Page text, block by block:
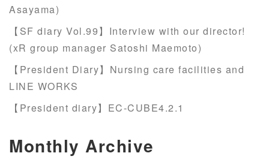
Asayama)
【SF diary Vol.99】Interview with our director!
(xR group manager Satoshi Maemoto)
【President Diary】Nursing care facilities and
LINE WORKS
【President diary】EC-CUBE4.2.1
Monthly Archive